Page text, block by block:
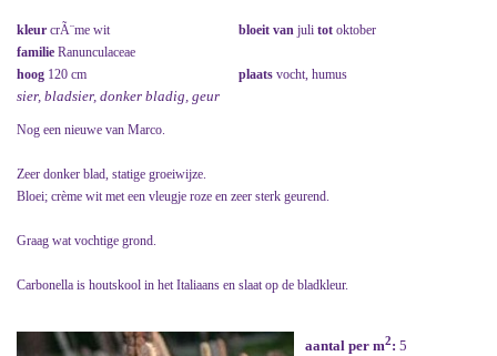
kleur crÃ¨me wit bloeit van juli tot oktober
familie Ranunculaceae
hoog 120 cm plaats vocht, humus
sier, bladsier, donker bladig, geur
Nog een nieuwe van Marco.
Zeer donker blad, statige groeiwijze.
Bloei; crème wit met een vleugje roze en zeer sterk geurend.
Graag wat vochtige grond.
Carbonella is houtskool in het Italiaans en slaat op de bladkleur.
aantal per m2: 5